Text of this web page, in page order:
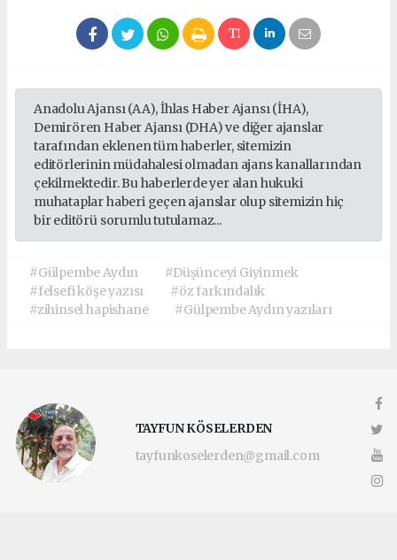
Anadolu Ajansı (AA), İhlas Haber Ajansı (İHA),
Demirören Haber Ajansı (DHA) ve diğer ajanslar
tarafından eklenen tüm haberler, sitemizin
editörlerinin müdahalesi olmadan ajans kanallarından
çekilmektedir. Bu haberlerde yer alan hukuki
muhataplar haberi geçen ajanslar olup sitemizin hiç
bir editörü sorumlu tutulamaz...
#Gülpembe Aydın
#Düşünceyi Giyinmek
#felsefi köşe yazısı
#öz farkındalık
#zihinsel hapishane
#Gülpembe Aydın yazıları
TAYFUN KÖSELERDEN
tayfunkoselerden@gmail.com